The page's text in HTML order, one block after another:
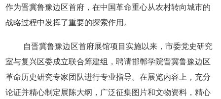
作为晋冀鲁豫边区首府，在中国革命重心从农村转向城市的
战略过程中发挥了重要的探索作用。
自晋冀鲁豫边区首府展馆项目实施以来，市委党史研究
室与复兴区委成立联合筹建组，聘请邯郸学院晋冀鲁豫边区
革命历史研究专家团队进行专业指导。在展览内容上，充分
论证并精心制定展陈大纲，广泛征集图片和文物资料，精心